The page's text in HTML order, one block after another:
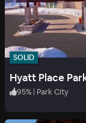
SOLID
Hyatt Place
95% | Park City